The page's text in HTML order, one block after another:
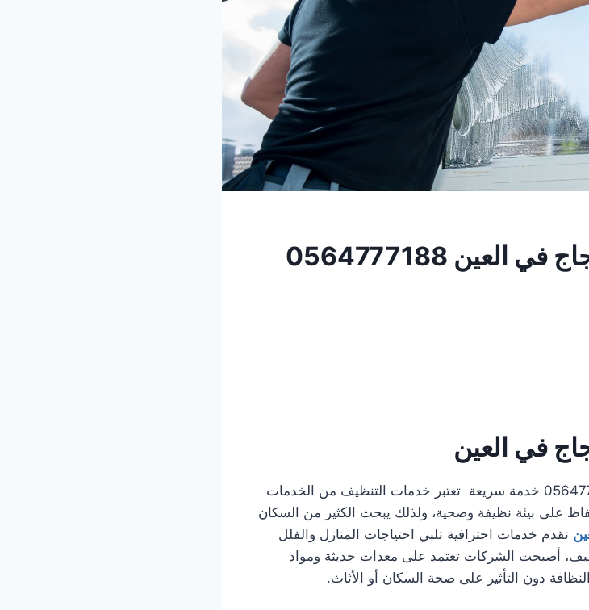
شركة تنظيف واجهات زجاج في العين 0564777188
في العين
شركة تنظيف واجهات زجاج في العين 0564777188 خدمة سريعة تعتبر خدمات التنظيف من الخدمات
على بيئة نظيفة وصحية، ولذلك يبحث الكثير من السكان
تقدم خدمات احترافية تلبي احتياجات المنازل والفلل
أصبحت الشركات تعتمد على معدات حديثة ومواد
دون التأثير على صحة السكان أو الأثاث.